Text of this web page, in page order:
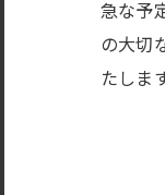
急な予
の大切
たしま